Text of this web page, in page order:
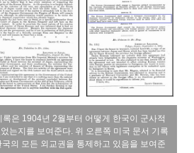
은 1904년 2월부터 어떻게 한국이 군사적
는지를 보여준다. 위 오른쪽 미국 문서 기록
의 모든 외교권을 통제하고 있음을 보여준